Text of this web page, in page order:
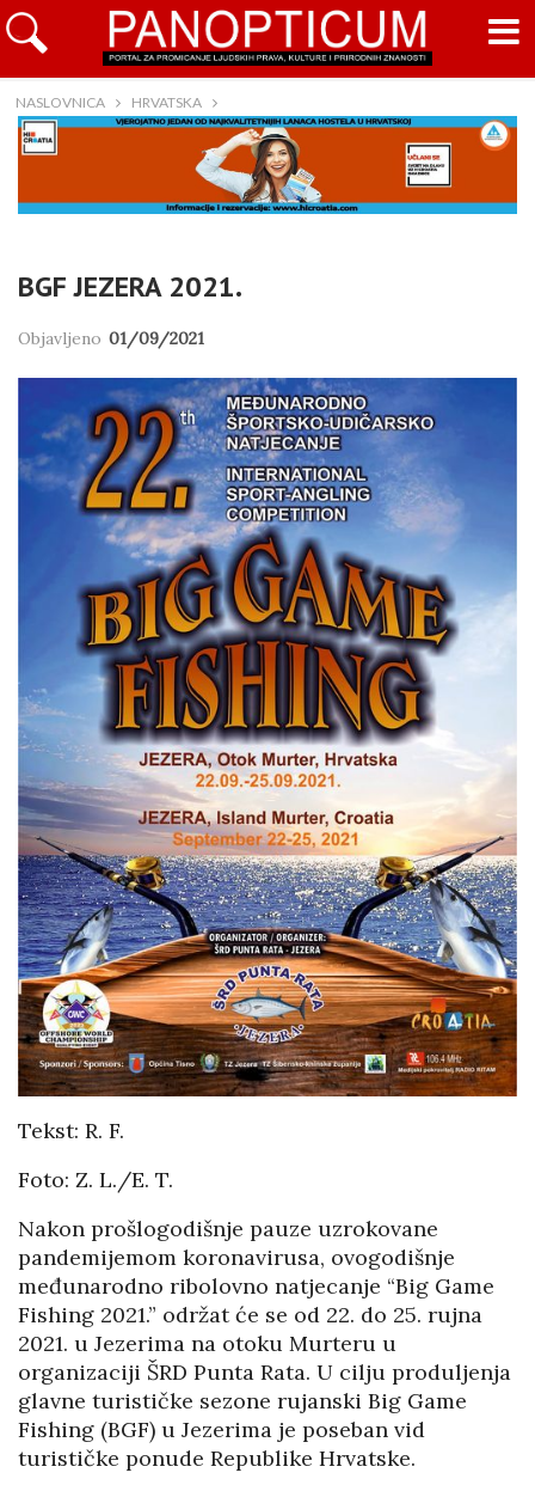
NASLOVNICA HRVATSKA
BGF JEZERA 2021.
Objavljeno 01/09/2021
Tekst: R. F.
Foto: Z. L./E. T.
Nakon prošlogodišnje pauze uzrokovane
pandemijemom koronavirusa, ovogodišnje
međunarodno ribolovno natjecanje “Big Game
Fishing 2021.” održat će se od 22. do 25. rujna
2021. u Jezerima na otoku Murteru u
organizaciji ŠRD Punta Rata. U cilju produljenja
glavne turističke sezone rujanski Big Game
Fishing (BGF) u Jezerima je poseban vid
turističke ponude Republike Hrvatske.